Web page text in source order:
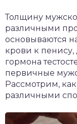
Толщину
различными
основываются
крови к
гормона
первичные
Рассмотрим,
различными